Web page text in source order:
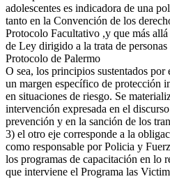
adolescentes es indicadora de una
tanto en la Convención de los
Protocolo Facultativo ,y que más
de Ley dirigido a la trata de
Protocolo de Palermo
O sea, los principios sustentados
un margen específico de protección
en situaciones de riesgo. Se
intervención expresada en el
prevención y en la sanción de los
3) el otro eje corresponde a la
como responsable por Policia y
los programas de capacitación en lo
que interviene el Programa las